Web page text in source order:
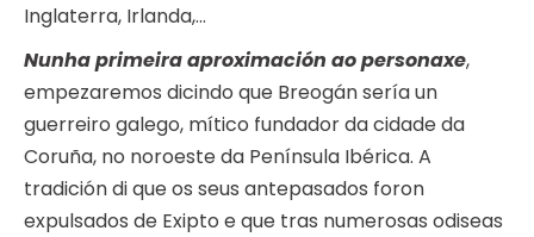
Inglaterra, Irlanda,…
Nunha primeira aproximación ao personaxe,
empezaremos dicindo que Breogán sería un
guerreiro galego, mítico fundador da cidade da
Coruña, no noroeste da Península Ibérica. A
tradición di que os seus antepasados foron
expulsados de Exipto e que tras numerosas odiseas